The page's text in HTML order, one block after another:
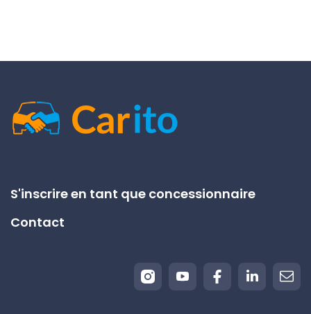
S'inscrire en tant que concessionnaire
Contact